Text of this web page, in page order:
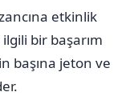
etkinlik
bir başarım
başına jeton ve